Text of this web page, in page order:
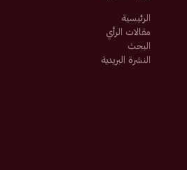
الرئيسية
مقالات الرأي
البحث
النشرة البريدية